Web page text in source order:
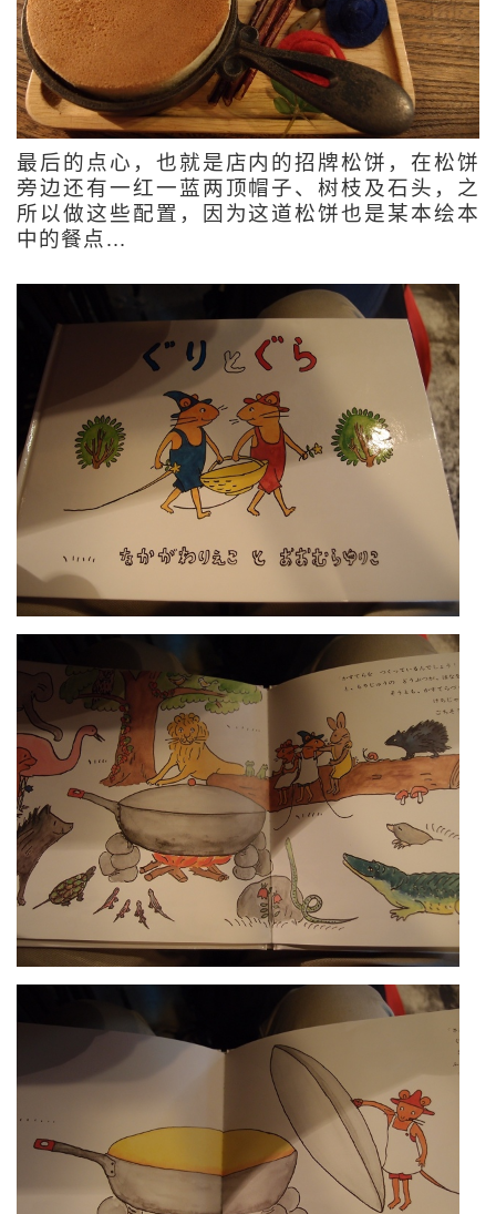
最后的点心，也就是店内的招牌松饼，在松饼
旁边还有一红一蓝两顶帽子、树枝及石头，之
所以做这些配置，因为这道松饼也是某本绘本
中的餐点…